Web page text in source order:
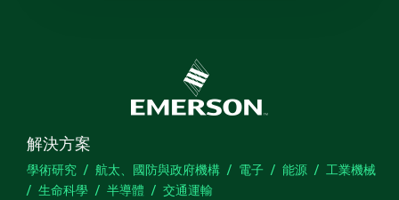
解決方案
學術研究 航太、國防與政府機構 電子 能源
工業機械
生命科學
半導體 交通運輸